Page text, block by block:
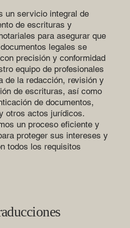
un servicio integral de
de escrituras y
para asegurar que
legales se
precisión y conformidad
equipo de profesionales
de la redacción, revisión y
de escrituras, así como
de documentos,
otros actos jurídicos.
un proceso eficiente y
proteger sus intereses y
todos los requisitos